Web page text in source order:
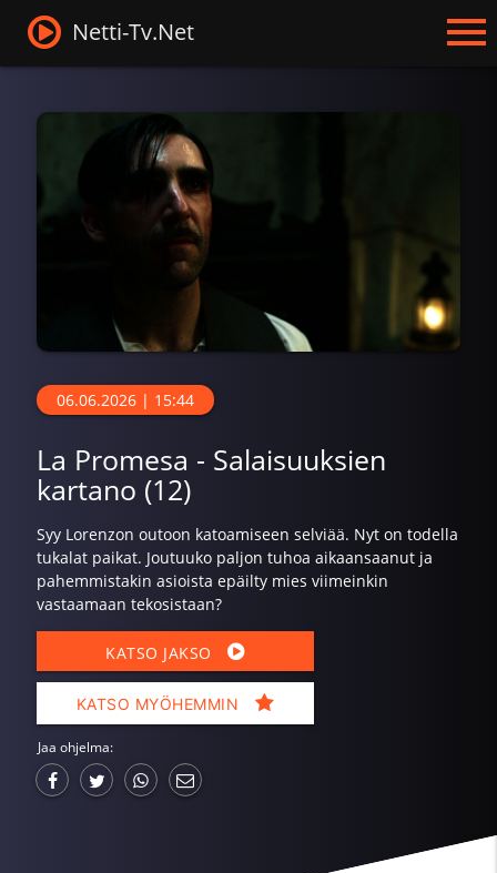
Netti-Tv.Net
06.06.2026 | 15:44
La Promesa - Salaisuuksien
kartano (12)
Syy Lorenzon outoon katoamiseen selviää. Nyt on todella
tukalat paikat. Joutuuko paljon tuhoa aikaansaanut ja
pahemmistakin asioista epäilty mies viimeinkin
vastaamaan tekosistaan?
KATSO JAKSO
KATSO MYÖHEMMIN
Jaa ohjelma: